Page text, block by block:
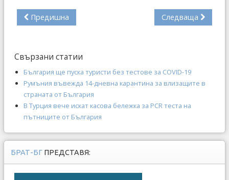
Предишна Следваща
Свързани статии
България ще пуска туристи без тестове за COVID-19
Румъния въвежда 14-дневна карантина за влизащите в
страната от България
В Турция вече искат касова бележка за PCR теста на
пътниците от България
БРАТ-БГ ПРЕДСТАВЯ: